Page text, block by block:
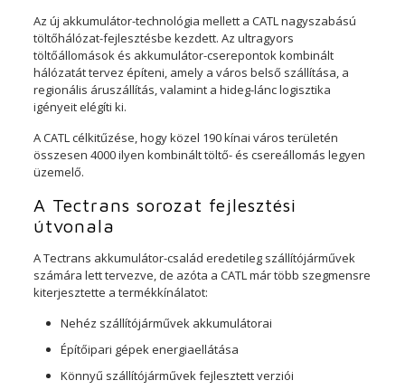
Az új akkumulátor-technológia mellett a CATL nagyszabású
töltőhálózat-fejlesztésbe kezdett. Az ultragyors
töltőállomások és akkumulátor-cserepontok kombinált
hálózatát tervez építeni, amely a város belső szállítása, a
regionális áruszállítás, valamint a hideg-lánc logisztika
igényeit elégíti ki.
A CATL célkitűzése, hogy közel 190 kínai város területén
összesen 4000 ilyen kombinált töltő- és csereállomás legyen
üzemelő.
A Tectrans sorozat fejlesztési
útvonala
A Tectrans akkumulátor-család eredetileg szállítójárművek
számára lett tervezve, de azóta a CATL már több szegmensre
kiterjesztette a termékkínálatot:
Nehéz szállítójárművek akkumulátorai
Építőipari gépek energiaellátása
Könnyű szállítójárművek fejlesztett verziói